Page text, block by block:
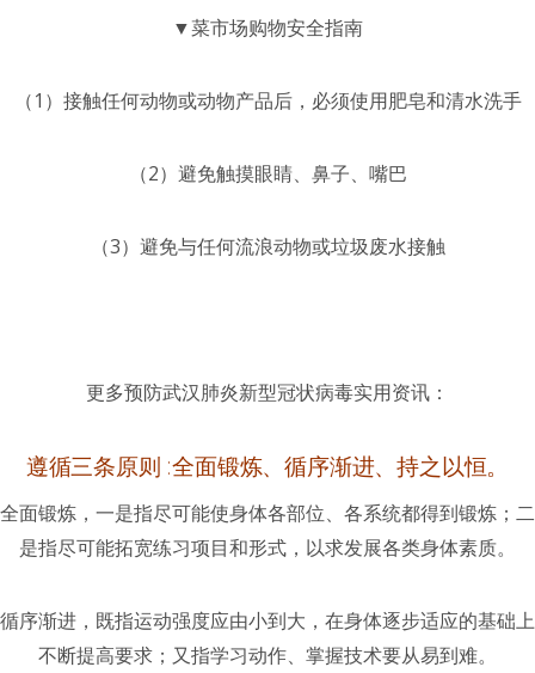
▼菜市场购物安全指南
（1）接触任何动物或动物产品后，必须使用肥皂和清水洗手
（2）避免触摸眼睛、鼻子、嘴巴
（3）避免与任何流浪动物或垃圾废水接触
更多预防武汉肺炎新型冠状病毒实用资讯：
遵循三条原则 :全面锻炼、循序渐进、持之以恒。
全面锻炼，一是指尽可能使身体各部位、各系统都得到锻炼；二
是指尽可能拓宽练习项目和形式，以求发展各类身体素质。
循序渐进，既指运动强度应由小到大，在身体逐步适应的基础上
不断提高要求；又指学习动作、掌握技术要从易到难。